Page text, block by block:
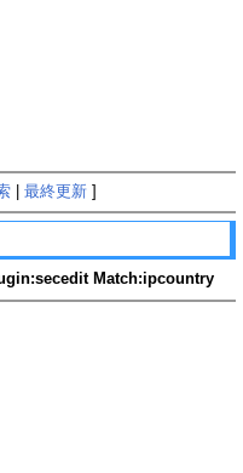
| 最終更新]
Match:ipcountry